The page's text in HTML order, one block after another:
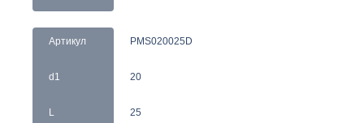
Артикул
d1
L
PMS020025D
20
25